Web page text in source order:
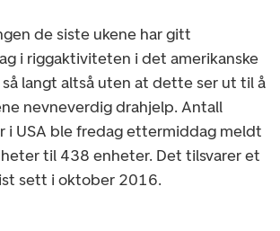
de siste ukene har gitt
i riggaktiviteten i det amerikanske
langt altså uten at dette ser ut til å
nevneverdig drahjelp. Antall
i USA ble fredag ettermiddag meldt
til 438 enheter. Det tilsvarer et
sett i oktober 2016.